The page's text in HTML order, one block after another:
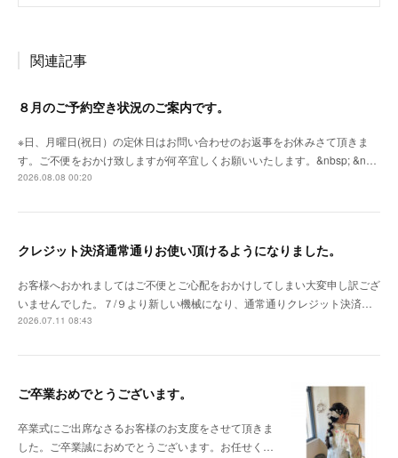
関連記事
８月のご予約空き状況のご案内です。
※日、月曜日(祝日）の定休日はお問い合わせのお返事をお休みさて頂きま
す。ご不便をおかけ致しますが何卒宜しくお願いいたします。&nbsp; &n…
2026.08.08 00:20
クレジット決済通常通りお使い頂けるようになりました。
お客様へおかれましてはご不便とご心配をおかけしてしまい大変申し訳ござ
いませんでした。７/９より新しい機械になり、通常通りクレジット決済…
2026.07.11 08:43
ご卒業おめでとうございます。
卒業式にご出席なさるお客様のお支度をさせて頂きま
した。ご卒業誠におめでとうございます。お任せく…